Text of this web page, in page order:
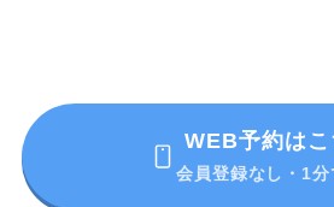
WEB予約はこ
会員登録なし・1分